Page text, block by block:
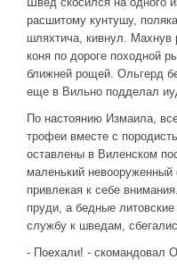
расшитому кунтушу,
шляхтича, кивнул. Махнув
коня по дороге походной
ближней рощей. Ольгерд
еще в Вильно подделал
По настоянию Измаила,
трофеи вместе с
оставлены в Виленском
маленький
привлекая к себе
пруди, а бедные
службу к шведам,
- Поехали! - скомандовал